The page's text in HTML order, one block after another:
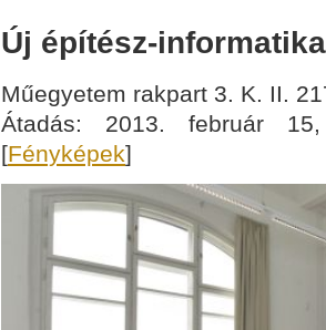
Új építész-
Műegyetem rakpart 3. K. II.
Átadás: 2013. február
[Fényképek]